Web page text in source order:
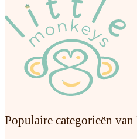
Populaire categorieën